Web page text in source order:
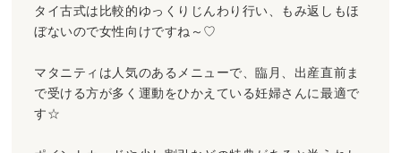
タイ古式は比較的ゆっくりじんわり行い、もみ返しもほ
ぼないので女性向けですね～♡
マタニティは人気のあるメニューで、臨月、出産直前ま
で受ける方が多く運動をひかえている妊婦さんに最適で
す☆